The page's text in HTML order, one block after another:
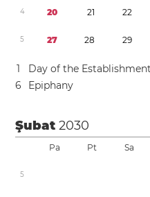
4 20 21 22
5 27 28 29
1
Day of the
6
Epiphany
Şubat2030
Pa Pt Sa
5